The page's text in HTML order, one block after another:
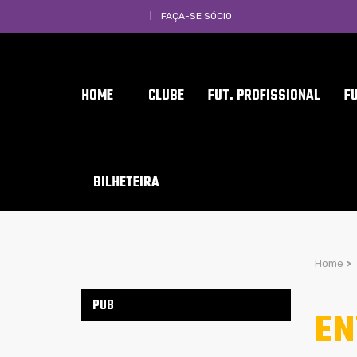
FAÇA-SE SÓCIO
HOME CLUBE FUT. PROFISSIONAL
BILHETEIRA
Home >
PUB